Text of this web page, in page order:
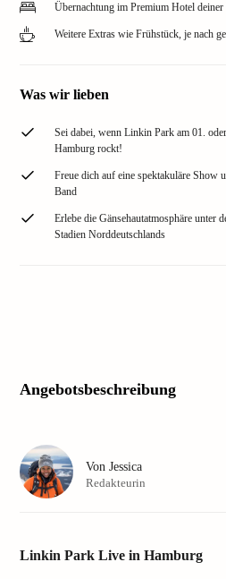
Übernachtung im Premium Hotel deiner
Weitere Extras wie Frühstück, je nach
Was wir lieben
Sei dabei, wenn Linkin Park am 01.
Hamburg rockt!
Freue dich auf eine spektakuläre Show
Band
Erlebe die Gänsehautatmosphäre unter
Stadien Norddeutschlands
Angebotsbeschreibung
Linkin Park Live in Hamburg
Von Jessica
Redakteurin